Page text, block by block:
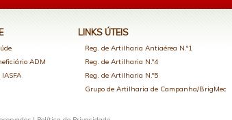
ADM
LINKS ÚTEIS
Reg. de Artilharia Antiaérea N.º1
Reg. de Artilharia N.º4
Reg. de Artilharia N.º5
Grupo de Artilharia de Campanha/BrigMec